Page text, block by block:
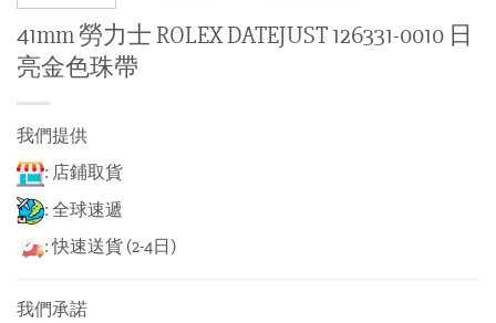
41mm 勞力士 ROLEX DATEJUST 126331-0010 日
亮金色珠帶
我們提供
: 店鋪取貨
: 全球速遞
: 快速送貨 (2-4日)
我們承諾